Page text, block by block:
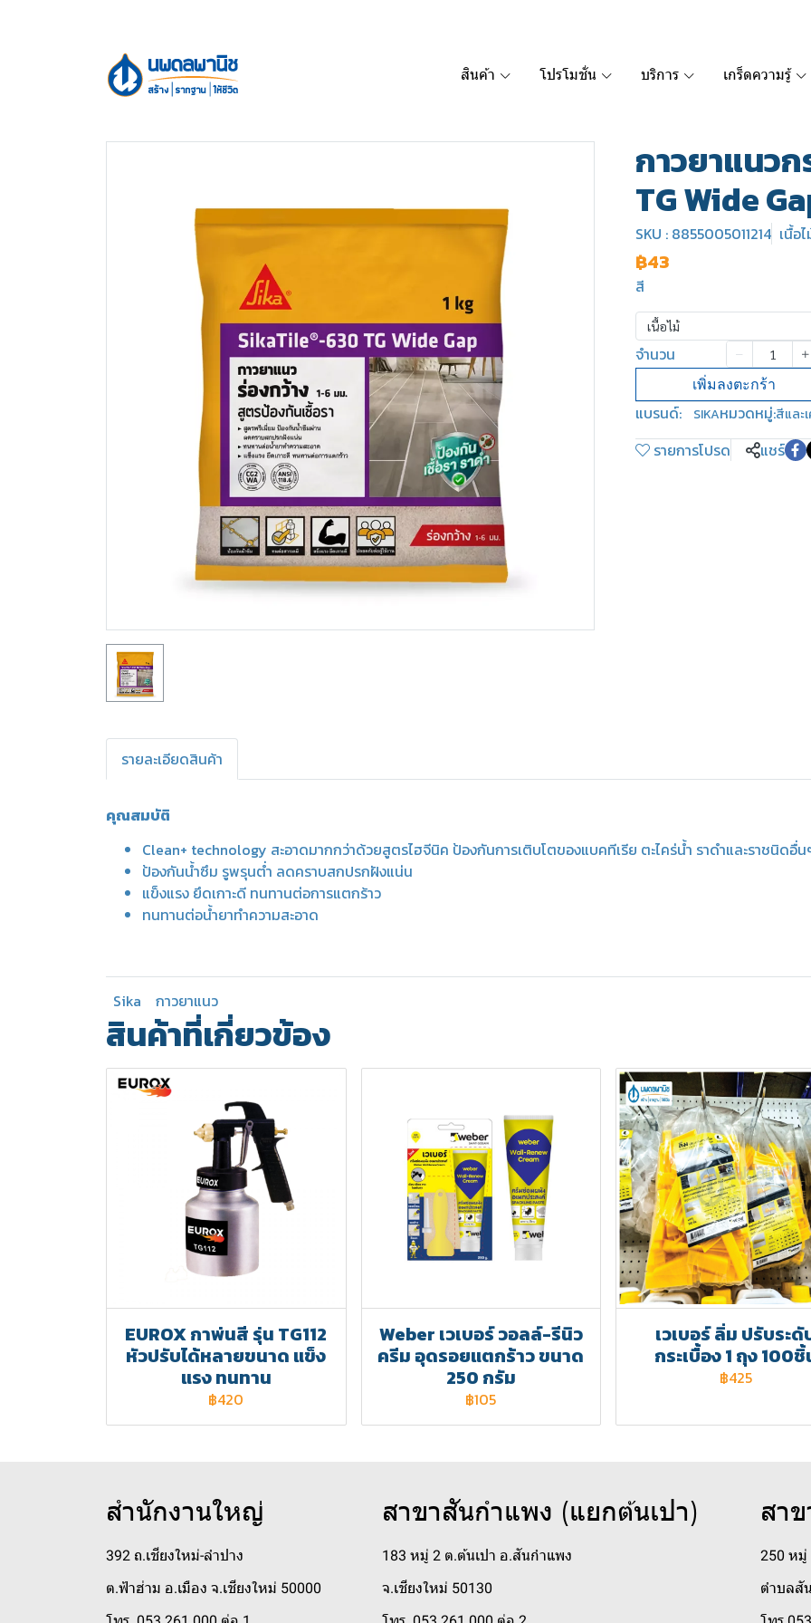
สินค้า โปรโมชั่น บริการ เกร็ดความรู้
กาวยาแนวก
TG Wide
SKU : 8855005011214 เนื้อ
฿43
สี
เนื้อไม้
จำนวน
เพิ่มลงตะกร้า
แบรนด์: SIKAหมวดหมู่:สีและ
รายการโปรด แชร์
รายละเอียดสินค้า
คุณสมบัติ
Clean+ technology สะอาดมากกว่าด้วยสูตรไฮจีนิค ป้องกันการเติบโตของแบคทีเรีย ตะไคร่น้ำ ราดำและราชนิดอื่
ป้องกันน้ำซึม รูพรุนต่ำ ลดคราบสกปรกฝังแน่น
แข็งแรง ยึดเกาะดี ทนทานต่อการแตกร้าว
ทนทานต่อน้ำยาทำความสะอาด
Sika กาวยาแนว
สินค้าที่เกี่ยวข้อง
EUROX กาพ่นสี รุ่น TG112
หัวปรับได้หลายขนาด แข็ง
แรง ทนทาน
฿420
Weber เวเบอร์ วอลล์-รีนิว
ครีม อุดรอยแตกร้าว ขนาด
250 กรัม
฿105
เวเบอร์ ลิ่ม ปรับระดั
กระเบื้อง 1 ถุง 100
฿425
สำนักงานใหญ่
392 ถ.เชียงใหม่-ลำปาง
ต.ฟ้าฮ่าม อ.เมือง จ.เชียงใหม่ 50000
สาขาสันกำแพง (แยกต้นเปา)
183 หมู่ 2 ต.ต้นเปา อ.สันกำแพง
จ.เชียงใหม่ 50130
สา
250 หมู่
ตำบลสั